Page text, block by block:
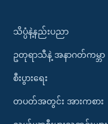
သိပ္ပံနဲ့နည်းပညာ
ဥတုရာသီနဲ့ အနာဂတ်ကမ္ဘာ
စီးပွားရေး
တပတ်အတွင်း အားကစား